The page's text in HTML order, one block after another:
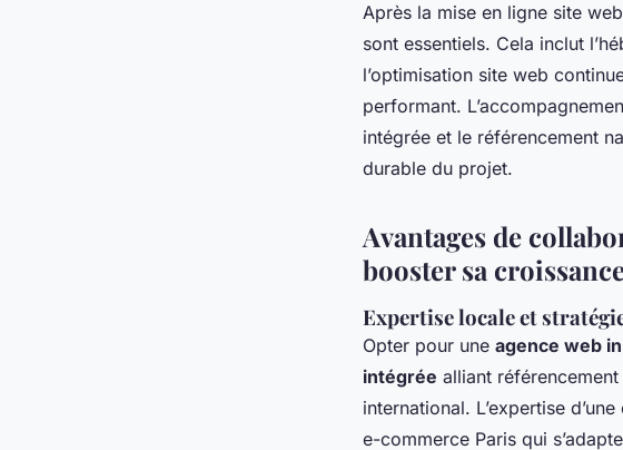
Après la mise en ligne site
sont essentiels. Cela inclut
l’optimisation site web
performant.
intégrée et le référencement
durable du projet.
Avantages de
booster sa
Expertise locale et
Opter pour une agence web
intégrée alliant
international. L’expertise
e-commerce Paris qui